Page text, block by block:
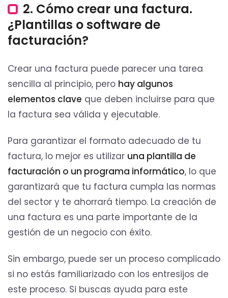
2. Cómo crear una factura.
¿Plantillas o software de
facturación?
Crear una factura puede parecer una tarea
sencilla al principio, pero hay algunos
elementos clave que deben incluirse para que
la factura sea válida y ejecutable.
Para garantizar el formato adecuado de tu
factura, lo mejor es utilizar una plantilla de
facturación o un programa informático, lo que
garantizará que tu factura cumpla las normas
del sector y te ahorrará tiempo. La creación de
una factura es una parte importante de la
gestión de un negocio con éxito.
Sin embargo, puede ser un proceso complicado
si no estás familiarizado con los entresijos de
este proceso. Si buscas ayuda para este